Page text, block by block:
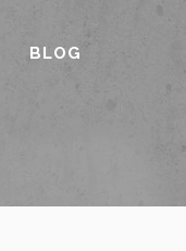
BLOG